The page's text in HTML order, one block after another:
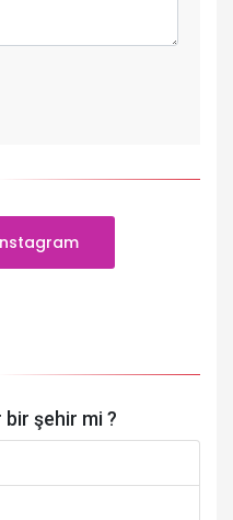
bir şehir mi ?